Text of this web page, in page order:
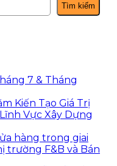
Tìm kiếm
7 & Tháng
Kiến Tạo Giá Trị
Vực Xây Dựng
hàng trong giai
trường F&B và Bán